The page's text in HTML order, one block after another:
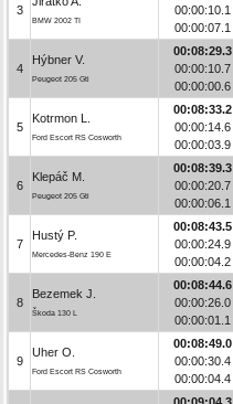
3
BMW 2002 TI
00:00:10.1
00:00:07.1
4
Hýbner V.
Peugeot 205 Gti
00:08:29.3
00:00:10.7
00:00:00.6
5
Kotrmon L.
Ford Escort RS Cosworth
00:08:33.2
00:00:14.6
00:00:03.9
6
Klepáč M.
Peugeot 205 Gti
00:08:39.3
00:00:20.7
00:00:06.1
7
Hustý P.
Mercedes-Benz 190 E
00:08:43.5
00:00:24.9
00:00:04.2
8
Bezemek J.
Škoda 130 L
00:08:44.6
00:00:26.0
00:00:01.1
9
Uher O.
Ford Escort RS Cosworth
00:08:49.0
00:00:30.4
00:00:04.4